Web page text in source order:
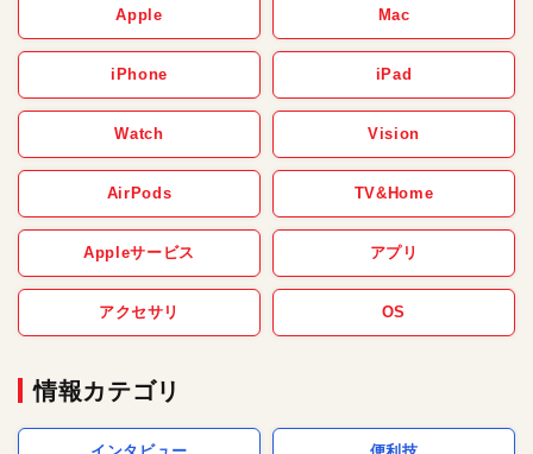
Apple Mac
iPhone iPad
Watch Vision
AirPods TV&Home
Appleサービス アプリ
アクセサリ OS
情報カテゴリ